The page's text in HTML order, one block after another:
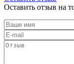
Оставить отзыв на